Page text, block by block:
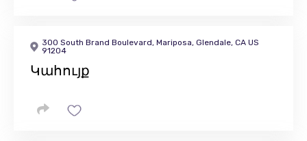
300 South Brand Boulevard, Mariposa, Glendale, CA US
91204
Կահույք